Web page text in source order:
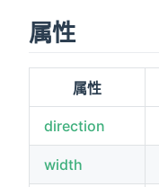
属性
属性
direction
width